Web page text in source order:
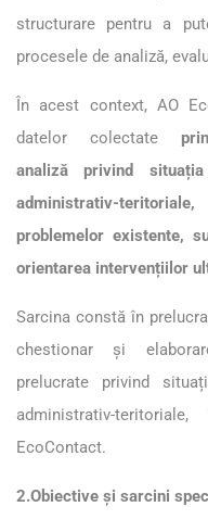
structurare pentru a
procesele de analiză,
În acest context, AO
datelor colectate
analiză privind
administrativ-
problemelor existente,
orientarea intervențiilor
Sarcina constă în
chestionar și
prelucrate privind
administrativ-
EcoContact.
2.Obiective și sarcini